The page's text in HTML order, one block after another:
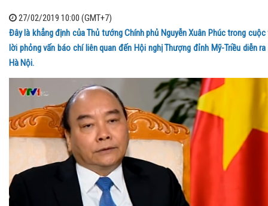
27/02/2019 10:00 (GMT+7)
Đây là khẳng định của Thủ tướng Chính phủ Nguyễn Xuân Phúc trong cuộc
lời phỏng vấn báo chí liên quan đến Hội nghị Thượng đỉnh Mỹ-Triều diễn
Hà Nội.